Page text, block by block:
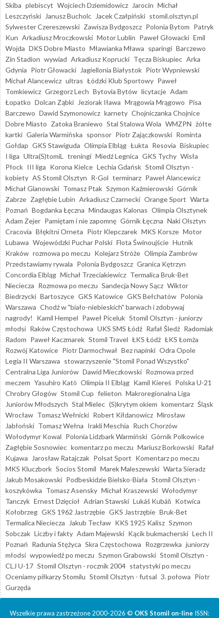
Skiba plebiscyt Wojciech Dziemidowicz Jarocin Michał
Leszczyński
Janusz Bucholc Jacek Czałpiński stomil.olsztyn.pl
Sylwester Czereszewski Zawisza Bydgoszcz Polonia Bytom Patryk
Kun Arkadiusz Mroczkowski Motor Lublin Paweł Głowacki Emil
Wojda DKS Dobre Miasto Mławianka Mława sparingi Barczewo
Zin Stadion wywiad Arkadiusz Koprucki Tęcza Biskupiec Arka
Gdynia Piotr Głowacki Jagiellonia Białystok Piotr Wypniewski
Michał Alancewicz ultras Łódzki Klub Sportowy Paweł
Tomkiewicz Grzegorz Lech Bytovia Bytów licytacje Adam
Łopatko Dolcan Ząbki Jeziorak Iława Mrągowia Mrągowo Pisa
Barczewo Dawid Szymonowicz karnety Chojniczanka Chojnice
Dobre Miasto Zatoka Braniewo Stal Stalowa Wola WMZPN żółte
kartki Galeria Warmińska sponsor Piotr Zajączkowski Rominta
Gołdap GKS Stawiguda Olimpia Elbląg Łukta Resovia Biskupiec
I liga Ultra(S)tomiL treningi Miedź Legnica GKS Tychy Wisła
Płock III liga Korona Kielce Lechia Gdańsk Stomil Olsztyn -
kobiety AS Stomil Olsztyn R-Gol terminarz Paweł Alancewicz
Michał Glanowski Tomasz Ptak Szymon Kaźmierowski Górnik
Zabrze Zagłębie Lubin Arkadiusz Czarnecki Orange Sport Warta
Poznań Bogdanka Łęczna Mindaugas Kalonas Olimpia Olsztynek
Adam Zejer Pamiętam i nie zapomnę Górnik Łęczna Naki Olsztyn
Cracovia Błękitni Orneta Piotr Klepczarek MKS Korsze Motor
Lubawa Wojewódzki Puchar Polski Flota Świnoujście Hutnik
Kraków rozmowa po meczu Kolejarz Stróże Olimpia Zambrów
Przedstawiamy rywala Polonia Bydgoszcz Granica Kętrzyn
Concordia Elbląg Michał Trzeciakiewicz Termalica Bruk-Bet
Nieciecza Rozmowa po meczu Sandecja Nowy Sącz Wiktor
Biedrzycki Bartoszyce GKS Katowice GKS Bełchatów Polonia
Warszawa Chodź w "biało-niebieskich" barwach i zdobywaj
nagrody!
Kamil Hempel Paweł Piceluk Stomil Olsztyn - juniorzy
młodsi Raków Częstochowa UKS SMS Łódź Rafał Śledź Radomiak
Radom Paweł Kaczmarek Stomil Travel ŁKS Łódź ŁKS Łomża
Rozwój Katowice Piotr Darmochwał Bez napinki Odra Opole
Legia II Warszawa stowarzyszenie "Stomil Ponad Wszystko"
Centralna Liga Juniorów Dawid Mieczkowski Rozmowa przed
meczem Yasuhiro Katō Olimpia II Elbląg Kamil Kiereś Polska U-21
Chrobry Głogów Stomil Cup felieton Makroregionalna Liga
Juniorów Młodszych Stal Mielec (S)krytym okiem komentarz Śląsk
Wrocław Tomasz Wełnicki Robert Kiłdanowicz Mirosław
Jabłoński Tomasz Wełna Irakli Meschia Ruch Chorzów
Wołodymyr Kowal Polonia Lidzbark Warmiński Górnik Polkowice
Zagłębie Sosnowiec komentarz po meczu Mariusz Borkowski Rafał
Kujawa
Jarosław Ratajczak Polsat Sport Komentarz po meczu
MKS Kluczbork Socios Stomil Marek Maleszewski Warta Sieradz
Jakub Mosakowski Podbeskidzie Bielsko-Biała Stomil Olsztyn -
koszykówka Tomasz Asensky Michał Kraszewski Wołodymyr
Tanczyk Ernest Dzięcioł Adrian Stawski Lukáš Kubáň Kotwica
Kołobrzeg GKS 1962 Jastrzębie GKS Jastrzębie Bruk-Bet
Termalica Nieciecza
Jakub Tecław KKS 1925 Kalisz Szymon
Sobczak Liczby i fakty Adam Majewski Kącik bukmacherski Lech II
Poznań Radunia Stężyca Skra Częstochowa Rozgrzewka juniorzy
młodsi wypowiedź po meczu Szymon Grabowski Stomil Olsztyn -
CLJ U-17 Stomil Olsztyn - rocznik 2004 statystyki po meczu
Oceniamy piłkarzy Stomilu Stomil Olsztyn - futsal 3. połowa Piotr
Gurzęda
Wszelkie prawa zastrzeżone 2000-2026 © OKS Stomil on-line ISSN: